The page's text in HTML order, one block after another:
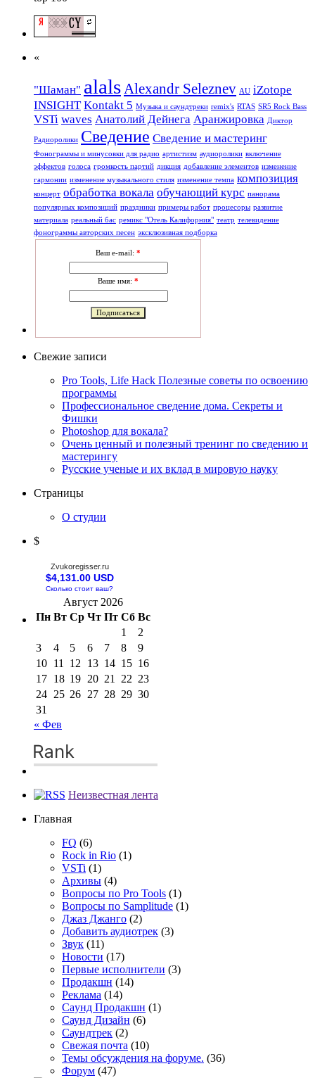
«
"Шаман" alalsAlexandr Seleznev AU iZotope
INSIGHT Kontakt 5 Mузыкa и саундтреки remix's RTAS SR5 Rock Bass
VSTi waves Анатолий Дейнега Аранжировка Диктор
Радиоролики Сведение Сведение и мастеринг
Фонограммы и минусовки для радио артистизм аудиоролики включение
эффектов голоса громкость партий дикция добавление элементов изменение
гармонии изменение музыкального стиля изменение темпа композиция
концерт обработка вокала обучающий курс панорама
популярных композиций праздники примеры работ процесоры развитие
материала реальный бас ремикс "Отель Калифорния" театр телевидение
фонограммы авторских песен эксклюзивная подборка
Ваш e-mail: *
Ваше имя: *
Свежие записи
Pro Tools, Life Hack Полезные советы по освоению
программы
Профессиональное сведение дома. Секреты и
Фишки
Photoshop для вокала?
Очень ценный и полезный тренинг по сведению и
мастерингу
Русские ученые и их вклад в мировую науку
Страницы
О студии
$
Zvukoregisser.ru
$4,131.00 USD
Сколько стоит ваш?
Август 2026
Пн Вт Ср Чт Пт Сб Вс
1
2
3
4 5 6 7 8
9
10 11 12 13 14 15 16
17 18 19 20 21 22 23
24 25 26 27 28 29 30
31
« Фев
Неизвестная лента
Главная
FQ (6)
Rock in Rio (1)
VSTi (1)
Архивы (4)
Вопросы по Pro Tools (1)
Вопросы по Samplitude (1)
Джаз Джанго (2)
Добавить аудиотрек (3)
Звук (11)
Новости (17)
Первые исполнители (3)
Продакшн (14)
Реклама (14)
Сayнд Пpoдaкшн (1)
Саунд Дизайн (6)
Саундтрек (2)
Свежая почта (10)
Темы обсуждения на форуме. (36)
Форум (47)